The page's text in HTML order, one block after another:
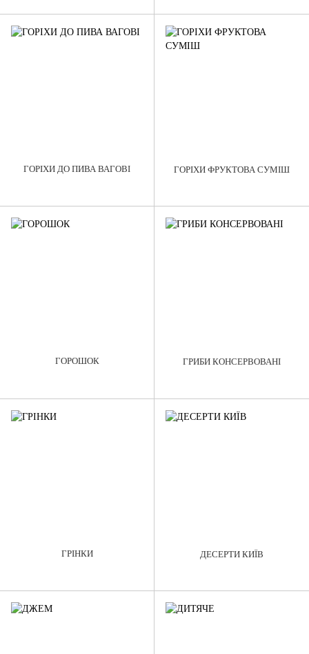
ГОРІХИ ДО ПИВА ВАГОВІ ГОРІХИ ФРУКТОВА СУМІШ
ГОРОШОК ГРИБИ КОНСЕРВОВАНІ
ГРІНКИ ДЕСЕРТИ КИЇВ